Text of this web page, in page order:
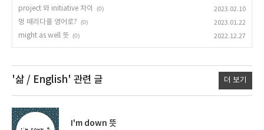
project 와 initiative 차이
(0)
2023.02.10
멍 때리다를 영어로?
(0)
2023.01.22
might as well 뜻 (0) 2022.12.27
'삶 / English' 관련 글 더 보기
I'm down 뜻